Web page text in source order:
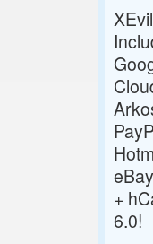
+
6.0!